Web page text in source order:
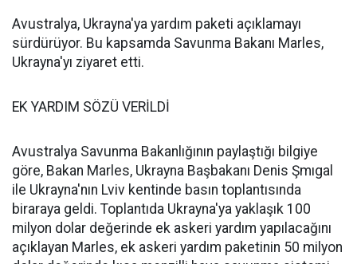
Avustralya, Ukrayna'ya yardım paketi açıklamayı
sürdürüyor. Bu kapsamda Savunma Bakanı Marles,
Ukrayna'yı ziyaret etti.
EK YARDIM SÖZÜ VERİLDİ
Avustralya Savunma Bakanlığının paylaştığı bilgiye
göre, Bakan Marles, Ukrayna Başbakanı Denis Şmıgal
ile Ukrayna'nın Lviv kentinde basın toplantısında
biraraya geldi. Toplantıda Ukrayna'ya yaklaşık 100
milyon dolar değerinde ek askeri yardım yapılacağını
açıklayan Marles, ek askeri yardım paketinin 50 milyon